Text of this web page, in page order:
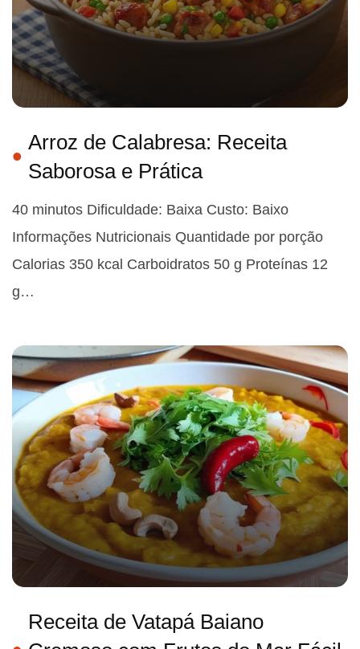
Arroz de Calabresa: Receita
Saborosa e Prática
40 minutos Dificuldade: Baixa Custo: Baixo
Informações Nutricionais Quantidade por porção
Calorias 350 kcal Carboidratos 50 g Proteínas 12
g…
Receita de Vatapá Baiano